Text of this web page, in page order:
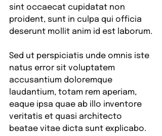
sint occaecat cupidatat non
proident, sunt in culpa qui officia
deserunt mollit anim id est laborum.
Sed ut perspiciatis unde omnis iste
natus error sit voluptatem
accusantium doloremque
laudantium, totam rem aperiam,
eaque ipsa quae ab illo inventore
veritatis et quasi architecto
beatae vitae dicta sunt explicabo.